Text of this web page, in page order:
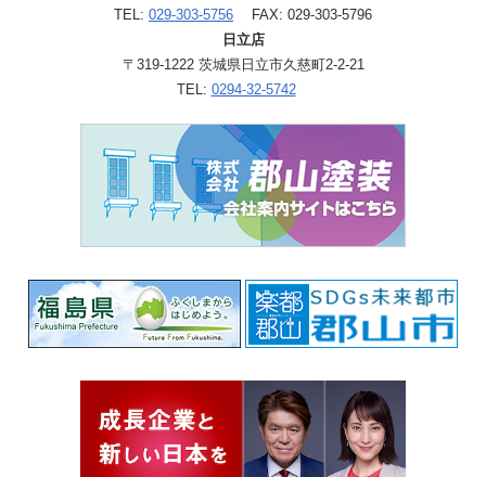
TEL: 029-303-5756 FAX: 029-303-5796
日立店
〒319-1222 茨城県日立市久慈町2-2-21
TEL: 0294-32-5742